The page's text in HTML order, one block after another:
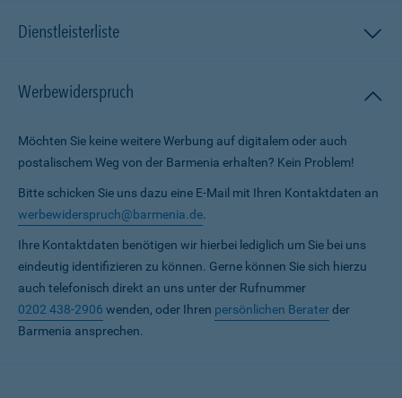
Dienstleisterliste
Werbewiderspruch
Möchten Sie keine weitere Werbung auf digitalem oder auch
postalischem Weg von der Barmenia erhalten? Kein Problem!
Bitte schicken Sie uns dazu eine E-Mail mit Ihren Kontaktdaten an
werbewiderspruch@barmenia.de.
Ihre Kontaktdaten benötigen wir hierbei lediglich um Sie bei uns
eindeutig identifizieren zu können. Gerne können Sie sich hierzu
auch telefonisch direkt an uns unter der Rufnummer
0202 438-2906 wenden, oder Ihren persönlichen Beraterder
Barmenia ansprechen.